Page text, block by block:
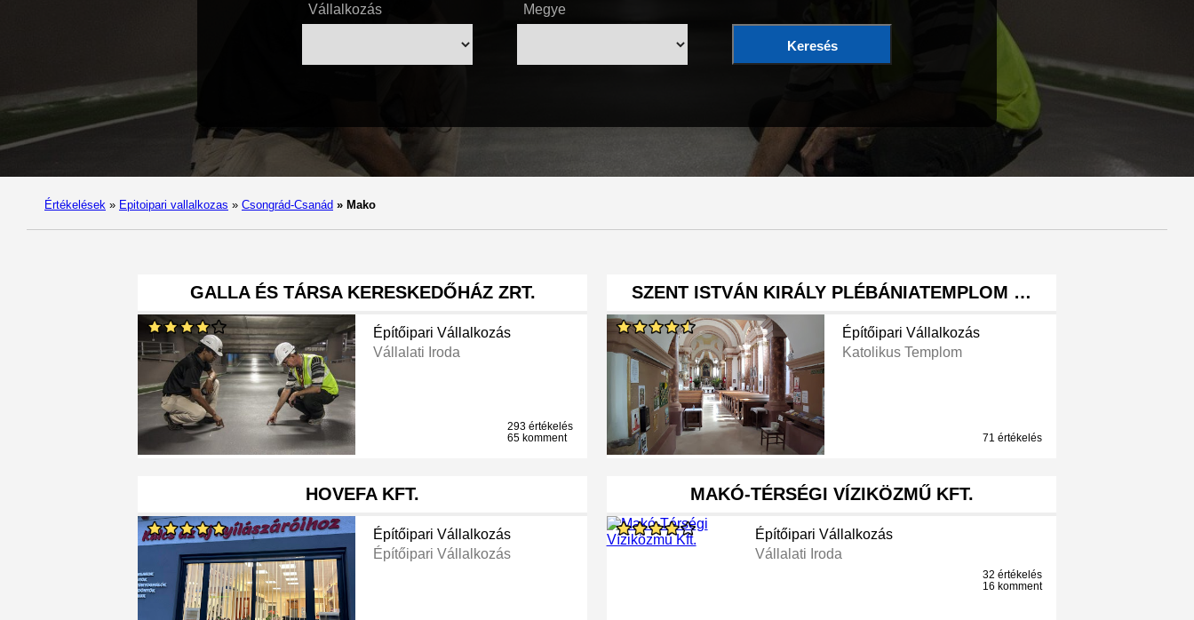
Vállalkozás Megye
Keresés
Értékelések » Epitoipari vallalkozas » Csongrád-Csanád » Mako
GALLA ÉS TÁRSA KERESKEDŐHÁZ ZRT.
Építőipari Vállalkozás
Vállalati Iroda
293 értékelés
65 komment
SZENT ISTVÁN KIRÁLY PLÉBÁNIATEMPLOM …
Építőipari Vállalkozás
Katolikus Templom
71 értékelés
HOVEFA KFT.
Építőipari Vállalkozás
Építőipari Vállalkozás
MAKÓ-TÉRSÉGI VÍZIKÖZMŰ KFT.
Építőipari Vállalkozás
Vállalati Iroda
32 értékelés
16 komment